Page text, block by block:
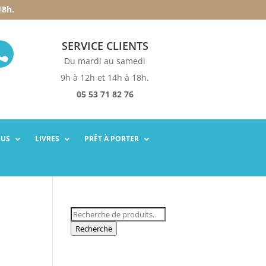
SERVICE CLIENTS
Du mardi au samedi
9h à 12h et 14h à 18h.
05 53 71 82 76
LIVRES PRÊT À PORTER
Recherche
pour :
Recherche